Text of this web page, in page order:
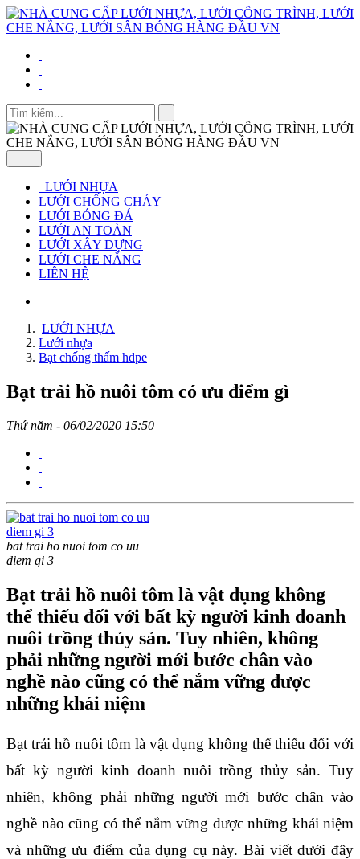
LƯỚI NHỰA
LƯỚI CHỐNG CHÁY
LƯỚI BÓNG ĐÁ
LƯỚI AN TOÀN
LƯỚI XÂY DỰNG
LƯỚI CHE NẮNG
LIÊN HỆ
LƯỚI NHỰA
Lưới nhựa
Bạt chống thấm hdpe
Bạt trải hồ nuôi tôm có ưu điểm gì
Thứ năm - 06/02/2020 15:50
bat trai ho nuoi tom co uu
diem gi 3
Bạt trải hồ nuôi tôm là vật dụng không
thể thiếu đối với bất kỳ người kinh doanh
nuôi trồng thủy sản. Tuy nhiên, không
phải những người mới bước chân vào
nghề nào cũng có thể nắm vững được
những khái niệm
Bạt trải hồ nuôi tôm là vật dụng không thể thiếu đối với
bất kỳ người kinh doanh nuôi trồng thủy sản. Tuy
nhiên, không phải những người mới bước chân vào
nghề nào cũng có thể nắm vững được những khái niệm
và những ưu điểm của dụng cụ này. Bài viết dưới đây